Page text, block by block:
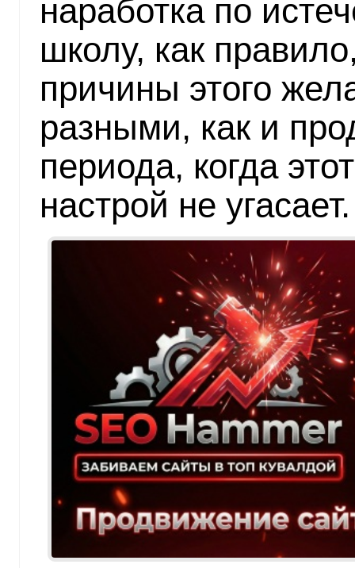
наработка по
школу, как
причины этого
разными, как и
периода, когда
настрой не угасает.